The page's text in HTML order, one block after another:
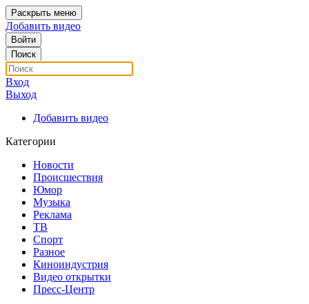
Раскрыть меню
Добавить видео
Войти
Поиск
Вход
Выход
Добавить видео
Категории
Новости
Происшествия
Юмор
Музыка
Реклама
ТВ
Спорт
Разное
Киноиндустрия
Видео открытки
Пресс-Центр